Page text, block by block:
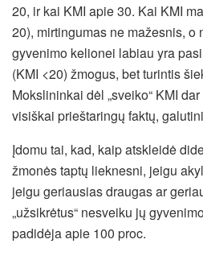
20, ir kai KMI apie 30. Kai KMI
20), mirtingumas ne mažesnis, o
gyvenimo kelionei labiau yra
(KMI <20) žmogus, bet turintis
Mokslininkai dėl „sveiko“ KMI
visiškai prieštaringų faktų,
Įdomu tai, kad, kaip atskleidė
žmonės taptų lieknesni, jeigu
jeigu geriausias draugas ar
„užsikrėtus“ nesveiku jų
padidėja apie 100 proc.